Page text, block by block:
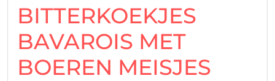
BITTERKOEKJES
BAVAROIS MET
BOEREN MEISJES